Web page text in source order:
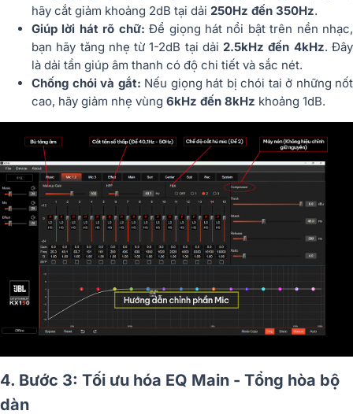
hãy cắt giảm khoảng 2dB tại dải 250Hz đến 350Hz.
Giúp lời hát rõ chữ: Để giọng hát nổi bật trên nền nhạc,
bạn hãy tăng nhẹ từ 1-2dB tại dải 2.5kHz đến 4kHz. Đây
là dải tần giúp âm thanh có độ chi tiết và sắc nét.
Chống chói và gắt: Nếu giọng hát bị chói tai ở những nốt
cao, hãy giảm nhẹ vùng 6kHz đến 8kHz khoảng 1dB.
4. Bước 3: Tối ưu hóa EQ Main - Tổng hòa bộ
dàn